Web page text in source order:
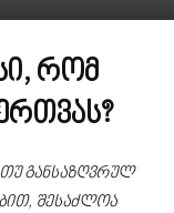
რომ
განსაზღვრულ
შესაძლოა